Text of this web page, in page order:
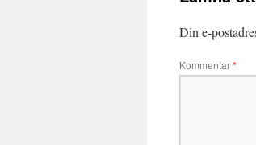
Din e-
Kommentar*